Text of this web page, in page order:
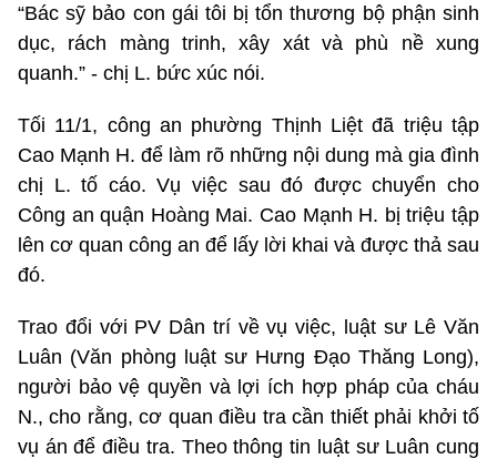
“Bác sỹ bảo con gái tôi bị tổn thương bộ phận sinh
dục, rách màng trinh, xây xát và phù nề xung
quanh.” - chị L. bức xúc nói.
Tối 11/1, công an phường Thịnh Liệt đã triệu tập
Cao Mạnh H. để làm rõ những nội dung mà gia đình
chị L. tố cáo. Vụ việc sau đó được chuyển cho
Công an quận Hoàng Mai. Cao Mạnh H. bị triệu tập
lên cơ quan công an để lấy lời khai và được thả sau
đó.
Trao đổi với PV Dân trí về vụ việc, luật sư Lê Văn
Luân (Văn phòng luật sư Hưng Đạo Thăng Long),
người bảo vệ quyền và lợi ích hợp pháp của cháu
N., cho rằng, cơ quan điều tra cần thiết phải khởi tố
vụ án để điều tra. Theo thông tin luật sư Luân cung